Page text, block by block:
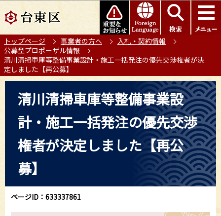
の
ー
ジ
の
先
このページの本文へ移動
トップページ 事業者の方へ
入札・契約情報
公募型プロポーザル情報
清川清掃車庫等整備事業設計・施工一括発注の優先交渉権者が決
定しました【再公募】
清川清掃車庫等整備事業設
計・施工一括発注の優先交渉
権者が決定しました【再公
募】
ページID：633337861